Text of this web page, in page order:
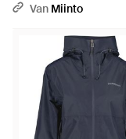
Van Miinto